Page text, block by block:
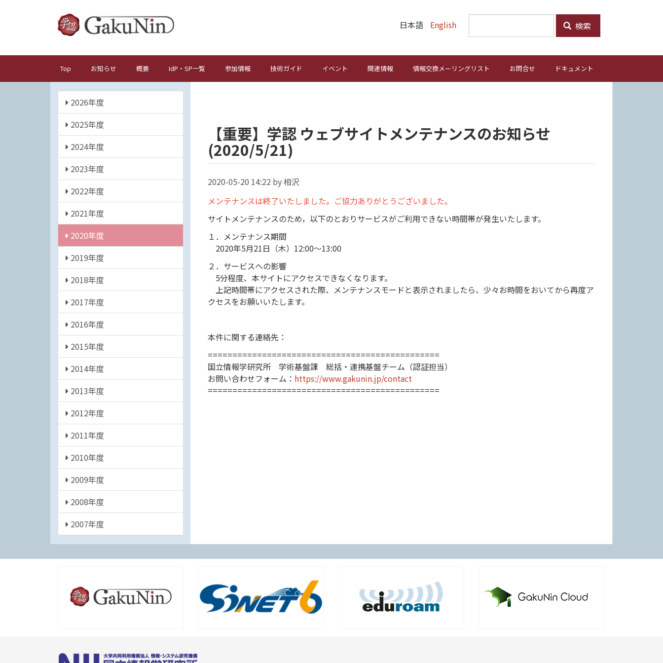
ン
検索
日本語 English
メ
イ
ナ
ー
ョ
ン
Top お知らせ 概要 IdP・SP一覧 参加情報 技術ガイド イベント 関連情報 情報交換メーリングリスト お問合せ ドキュメント
年
度
2026年度
2025年度
2024年度
2023年度
2022年度
2021年度
2020年度
2019年度
2018年度
2017年度
2016年度
2015年度
2014年度
2013年度
2012年度
2011年度
2010年度
2009年度
2008年度
2007年度
【重要】学認 ウェブサイトメンテナンスのお知らせ
(2020/5/21)
2020-05-20 14:22 by 相沢
メンテナンスは終了いたしました。ご協力ありがとうございました。
サイトメンテナンスのため，以下のとおりサービスがご利用できない時間帯が発生いたします。
１．メンテナンス期間
2020年5月21日（木）12:00～13:00
２．サービスへの影響
5分程度、本サイトにアクセスできなくなります。
上記時間帯にアクセスされた際、メンテナンスモードと表示されましたら、少々お時間をおいてから再度ア
クセスをお願いいたします。
本件に関する連絡先：
===============================================
国立情報学研究所 学術基盤課 総括・連携基盤チーム（認証担当）
お問い合わせフォーム： https://www.gakunin.jp/contact
===============================================